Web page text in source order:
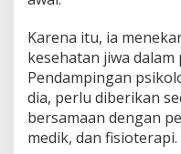
a
b
i
l
i
t
a
Karena itu, ia
kesehatan jiwa
Pendampingan
dia, perlu diberikan
bersamaan dengan
medik, dan fisioterapi.